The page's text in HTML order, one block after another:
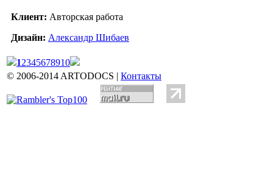
Клиент: Авторская работа
Дизайн: Александр Шибаев
12345678910
© 2006-2014 ARTODOCS | Контакты